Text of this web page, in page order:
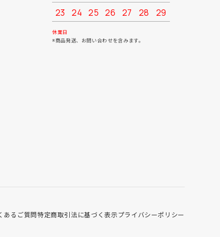
23
24 25 26 27 28
29
30
休業日
※商品発送、お問い合わせを含みます。
あるご質問特定商取引法に基づく表示プライバシーポリシー